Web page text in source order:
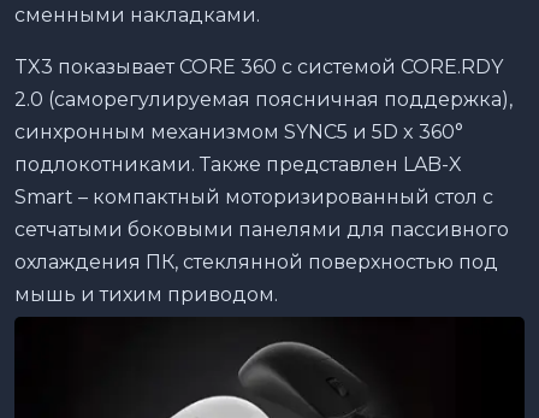
сменными накладками.
TX3 показывает CORE 360 с системой CORE.RDY
2.0 (саморегулируемая поясничная поддержка),
синхронным механизмом SYNC5 и 5D x 360°
подлокотниками. Также представлен LAB-X
Smart – компактный моторизированный стол с
сетчатыми боковыми панелями для пассивного
охлаждения ПК, стеклянной поверхностью под
мышь и тихим приводом.